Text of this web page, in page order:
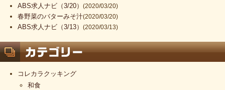
ABS求人ナビ（3/20）(2020/03/20)
春野菜のバターみそ汁(2020/03/20)
ABS求人ナビ（3/13）(2020/03/13)
コレカラクッキング
和食